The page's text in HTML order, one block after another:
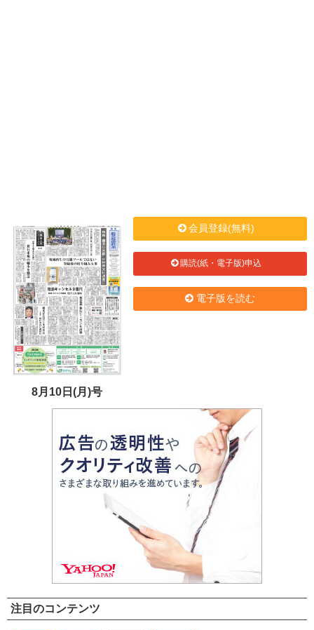
8月10日(月)号
会員登録(無料)
購読(紙・電子版)申込
電子版を読む
注目のコンテンツ